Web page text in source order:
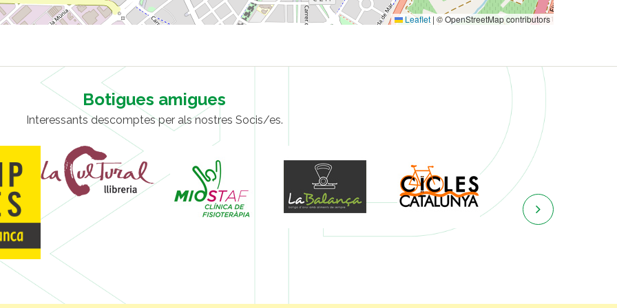
Leaflet | © OpenStreetMap contributors
Botigues amigues
Interessants descomptes per als nostres Socis/es.
